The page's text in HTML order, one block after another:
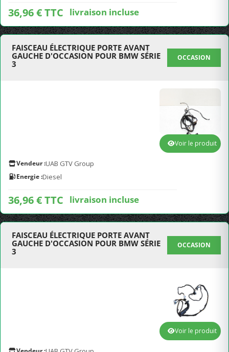
36,96 € TTC livraison incluse
FAISCEAU ÉLECTRIQUE PORTE AVANT
GAUCHE D'OCCASION POUR BMW SÉRIE
3
OCCASION
Vendeur :UAB GTV Group
Energie :Diesel
36,96 € TTC livraison incluse
Voir le produit
FAISCEAU ÉLECTRIQUE PORTE AVANT
GAUCHE D'OCCASION POUR BMW SÉRIE
3
OCCASION
Voir le produit